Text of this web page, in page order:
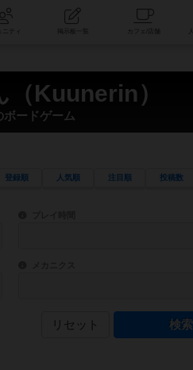
コミュニティ
（Kuunerin）
ボードゲーム
登録順 人気順 注目順 投稿数
目安となる所要時間を指定することが
とができます。直感的にゲームシステムを
ゲーム性を構成するコアシステムです
リセット